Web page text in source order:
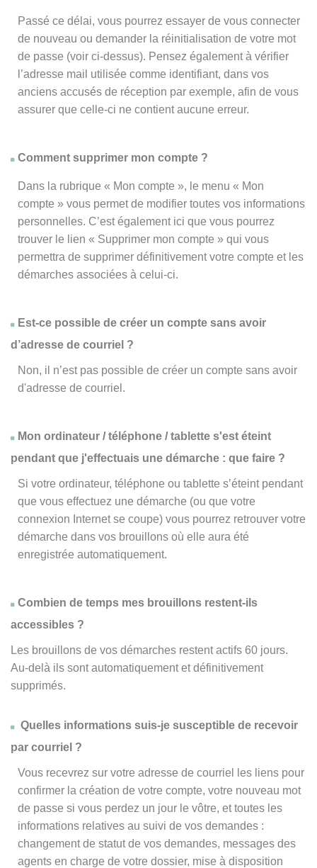
Passé ce délai, vous pourrez essayer de vous connecter
de nouveau ou demander la réinitialisation de votre mot
de passe (voir ci-dessus). Pensez également à vérifier
l’adresse mail utilisée comme identifiant, dans vos
anciens accusés de réception par exemple, afin de vous
assurer que celle-ci ne contient aucune erreur.
Comment supprimer mon compte ?
Dans la rubrique « Mon compte », le menu « Mon
compte » vous permet de modifier toutes vos informations
personnelles. C’est également ici que vous pourrez
trouver le lien « Supprimer mon compte » qui vous
permettra de supprimer définitivement votre compte et les
démarches associées à celui-ci.
Est-ce possible de créer un compte sans avoir
d’adresse de courriel ?
Non, il n’est pas possible de créer un compte sans avoir
d'adresse de courriel.
Mon ordinateur / téléphone / tablette s'est éteint
pendant que j'effectuais une démarche : que faire ?
Si votre ordinateur, téléphone ou tablette s’éteint pendant
que vous effectuez une démarche (ou que votre
connexion Internet se coupe) vous pourrez retrouver votre
démarche dans vos brouillons où elle aura été
enregistrée automatiquement.
Combien de temps mes brouillons restent-ils
accessibles ?
Les brouillons de vos démarches restent actifs 60 jours.
Au-delà ils sont automatiquement et définitivement
supprimés.
Quelles informations suis-je susceptible de recevoir
par courriel ?
Vous recevrez sur votre adresse de courriel les liens pour
confirmer la création de votre compte, votre nouveau mot
de passe si vous perdez un jour le vôtre, et toutes les
informations relatives au suivi de vos demandes :
changement de statut de vos demandes, messages des
agents en charge de votre dossier, mise à disposition